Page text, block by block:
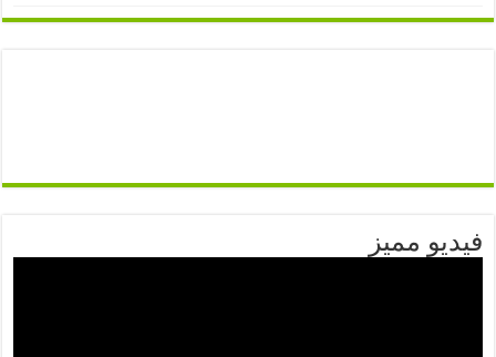
مميز